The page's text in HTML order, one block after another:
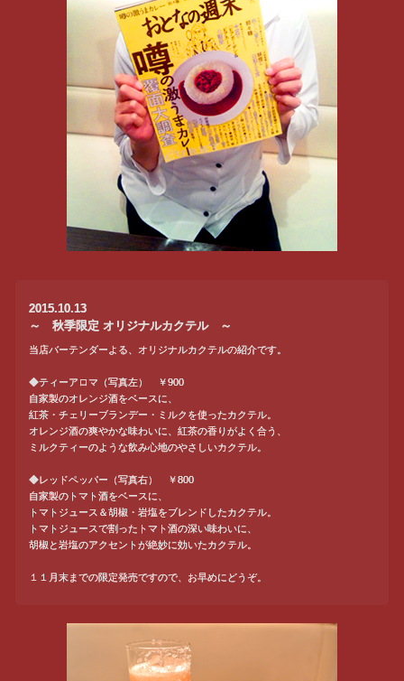
2015.10.13
～ 秋季限定 オリジナルカクテル ～
当店バーテンダーよる、オリジナルカクテルの紹介です。
◆ティーアロマ（写真左） ￥900
自家製のオレンジ酒をベースに、
紅茶・チェリーブランデー・ミルクを使ったカクテル。
オレンジ酒の爽やかな味わいに、紅茶の香りがよく合う、
ミルクティーのような飲み心地のやさしいカクテル。
◆レッドペッパー（写真右） ￥800
自家製のトマト酒をベースに、
トマトジュース＆胡椒・岩塩をブレンドしたカクテル。
トマトジュースで割ったトマト酒の深い味わいに、
胡椒と岩塩のアクセントが絶妙に効いたカクテル。
１１月末までの限定発売ですので、お早めにどうぞ。